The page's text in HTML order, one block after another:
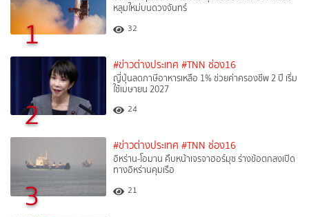
1
หลุมใหม่บนดวงจันทร์
32
2
#ข่าวต่างประเทศ #TNN ช่อง16
ญี่ปุ่นลดภาษีอาหารเหลือ 1% ช่วยค่าครองชีพ 2 ปี เริ่ม
ใช้เมษายน 2027
24
3
#ข่าวต่างประเทศ #TNN ช่อง16
อิหร่าน-โอมาน คืบหน้าเจรจาฮอร์มุซ ร่างข้อตกลงเปิด
ทางอิหร่านคุมเรือ
21